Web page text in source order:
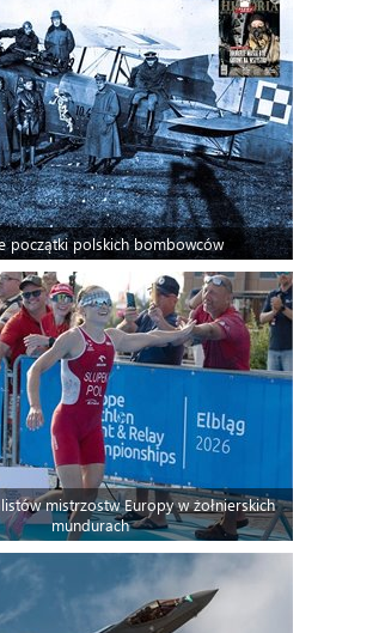
początki polskich bombowców
mistrzostw Europy w żołnierskich
mundurach